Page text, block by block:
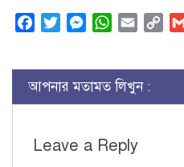
FacebookTwitterMessenger
WhatsApp
Email
আপনার মতামত লিখুন :
Leave a Reply